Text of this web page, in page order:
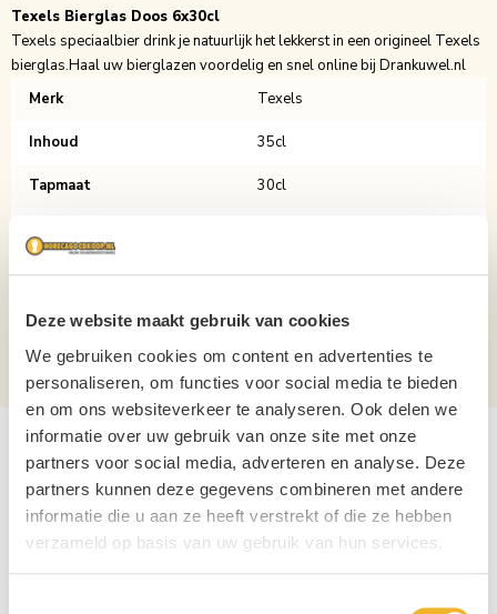
Deze website maakt gebruik van cookies
We gebruiken cookies om content en advertenties te
personaliseren, om functies voor social media te bieden
en om ons websiteverkeer te analyseren. Ook delen we
informatie over uw gebruik van onze site met onze
partners voor social media, adverteren en analyse. Deze
partners kunnen deze gegevens combineren met andere
informatie die u aan ze heeft verstrekt of die ze hebben
verzameld op basis van uw gebruik van hun services.
Texels Bierglas Doos 6x30cl
Texels speciaalbier drink je natuurlijk het lekkerst in een origineel Texels
bierglas.Haal uw bierglazen voordelig en snel online bij Drankuwel.nl
Merk
Texels
Inhoud 35cl
Tapmaat 30cl
Aantal per verpakking 6
Materiaal Glas
Stapelbaar? Nee